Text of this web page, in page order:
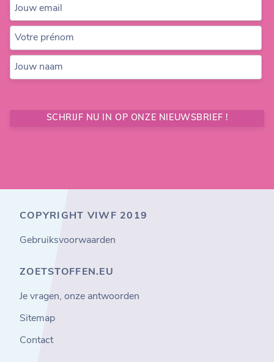
Jouw email
Votre prénom
Jouw naam
SCHRIJF NU IN OP ONZE NIEUWSBRIEF !
COPYRIGHT VIWF 2019
Gebruiksvoorwaarden
ZOETSTOFFEN.EU
Je vragen, onze antwoorden
Sitemap
Contact